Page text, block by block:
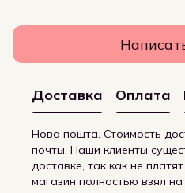
Доставка Оплата
Нова пошта. Стоимость
почты. Наши клиенты
доставке, так как не
магазин полностью взял на